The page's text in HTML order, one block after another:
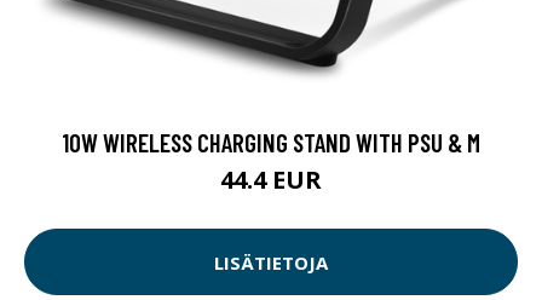
10W WIRELESS CHARGING STAND WITH PSU & M
44.4 EUR
LISÄTIETOJA